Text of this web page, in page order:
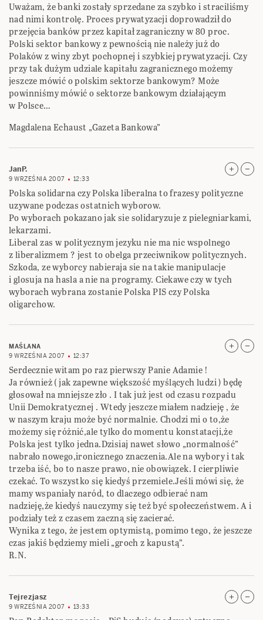
Uważam, że banki zostały sprzedane za szybko i straciliśmy
nad nimi kontrolę. Proces prywatyzacji doprowadził do
przejęcia banków przez kapitał zagraniczny w 80 proc.
Polski sektor bankowy z pewnością nie należy już do
Polaków z winy zbyt pochopnej i szybkiej prywatyzacji. Czy
przy tak dużym udziale kapitału zagranicznego możemy
jeszcze mówić o polskim sektorze bankowym? Może
powinniśmy mówić o sektorze bankowym działającym
w Polsce…
Magdalena Echaust „Gazeta Bankowa”
JanP.
9 WRZEŚNIA 2007 12:33
Polska solidarna czy Polska liberalna to frazesy polityczne
uzywane podczas ostatnich wyborow.
Po wyborach pokazano jak sie solidaryzuje z pielegniarkami,
lekarzami.
Liberal zas w politycznym jezyku nie ma nic wspolnego
z liberalizmem ? jest to obelga przeciwnikow politycznych.
Szkoda, ze wyborcy nabieraja sie na takie manipulacje
i glosuja na hasla a nie na programy. Ciekawe czy w tych
wyborach wybrana zostanie Polska PIS czy Polska
oligarchow.
MAŚLANA
9 WRZEŚNIA 2007
12:37
Serdecznie witam po raz pierwszy Panie Adamie !
Ja również ( jak zapewne większość myślących ludzi ) będę
głosował na mniejsze zło . I tak już jest od czasu rozpadu
Unii Demokratycznej . Wtedy jeszcze miałem nadzieję , że
w naszym kraju może być normalnie. Chodzi mi o to,że
możemy się różnić,ale tylko do momentu konstatacji,że
Polska jest tylko jedna.Dzisiaj nawet słowo „normalność”
nabrało nowego,ironicznego znaczenia.Ale na wybory i tak
trzeba iść, bo to nasze prawo, nie obowiązek. I cierpliwie
czekać. To wszystko się kiedyś przemiele.Jeśli mówi się, że
mamy wspaniały naród, to dlaczego odbierać nam
nadzieję,że kiedyś nauczymy się też być społeczeństwem. A i
podziały też z czasem zaczną się zacierać.
Wynika z tego, że jestem optymistą, pomimo tego, że jeszcze
czas jakiś będziemy mieli „groch z kapustą”.
R.N.
Tejrezjasz
9 WRZEŚNIA 2007 13:33